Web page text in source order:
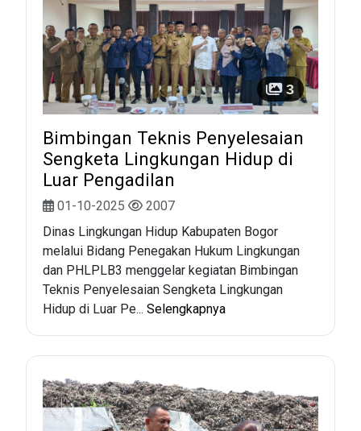
3
Bimbingan Teknis Penyelesaian
Sengketa Lingkungan Hidup di
Luar Pengadilan
01-10-2025
2007
Dinas Lingkungan Hidup Kabupaten Bogor
melalui Bidang Penegakan Hukum Lingkungan
dan PHLPLB3 menggelar kegiatan Bimbingan
Teknis Penyelesaian Sengketa Lingkungan
Hidup di Luar Pe... Selengkapnya